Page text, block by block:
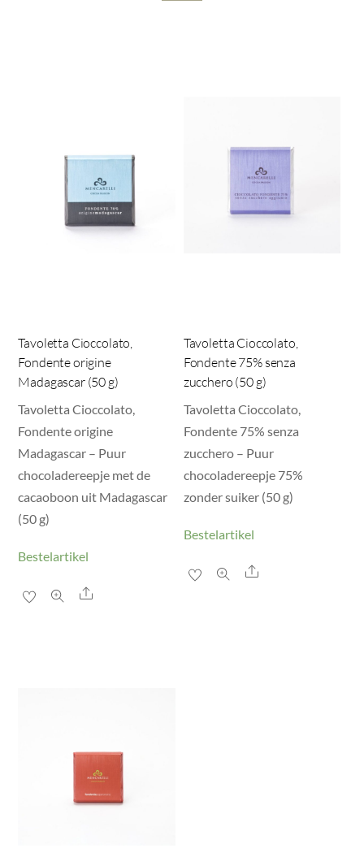
Tavoletta Cioccolato,
Fondente origine
Madagascar (50 g)
Tavoletta Cioccolato,
Fondente origine
Madagascar – Puur
chocoladereepje met de
cacaoboon uit Madagascar
(50 g)
Bestelartikel
Share
Tavoletta Cioccolato,
Fondente 75% senza
zucchero (50 g)
Tavoletta Cioccolato,
Fondente 75% senza
zucchero – Puur
chocoladereepje 75%
zonder suiker (50 g)
Bestelartikel
Share